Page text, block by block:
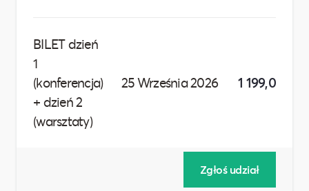
BILET dzień
1
(konferencja)
+ dzień 2
(warsztaty)
25 Września 2026 1 199,00 zł